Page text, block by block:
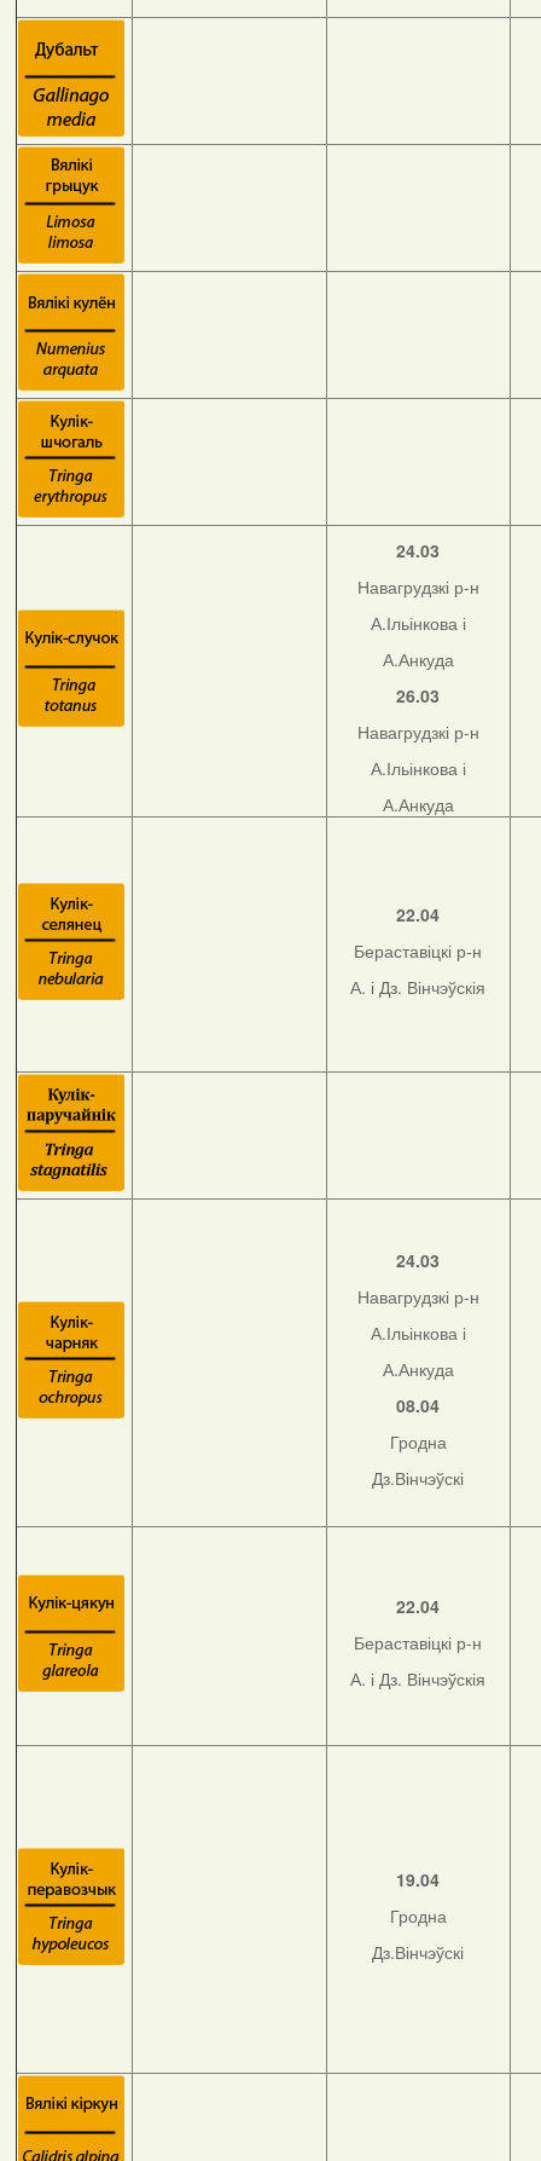
24.03
Навагрудзкі р-н
А.Ільінкова і
А.Анкуда
26.03
Навагрудзкі р-н
А.Ільінкова і
А.Анкуда
22.04
Бераставіцкі р-н
А. і Дз. Вінчэўскія
24.03
Навагрудзкі р-н
А.Ільінкова і
А.Анкуда
08.04
Гродна
Дз.Вінчэўскі
22.04
Бераставіцкі р-н
А. і Дз. Вінчэўскія
19.04
Гродна
Дз.Вінчэўскі